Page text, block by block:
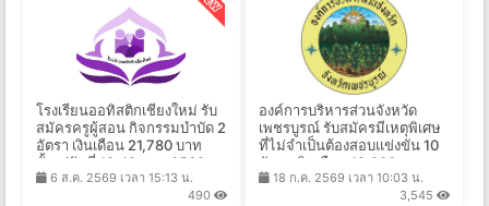
โรงเรียนออทิสติกเชียงใหม่ รับ
สมัครครูผู้สอน กิจกรรมบำบัด 2
อัตรา เงินเดือน 21,780 บาท
ตั้งแต่วันที่ 13-19 ส.ค. 2569
6 ส.ค. 2569 เวลา 15:13 น.
490
องค์การบริหารส่วนจังหวัด
เพชรบูรณ์ รับสมัครมีเหตุพิเศษ
ที่ไม่จำเป็นต้องสอบแข่งขัน 10
อัตรา เงินเดือน 18,200 บาท
ตั้งแต่วันที่ 5-14 ส.ค. 2569
18 ก.ค. 2569 เวลา 10:03 น.
3,545